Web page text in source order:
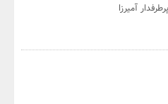
آمیرزا